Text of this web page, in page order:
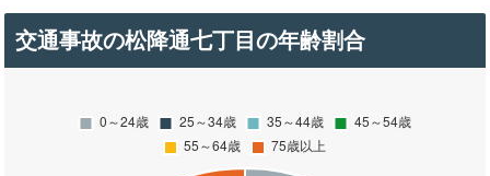
交通事故の松降通七丁目の年齢割合